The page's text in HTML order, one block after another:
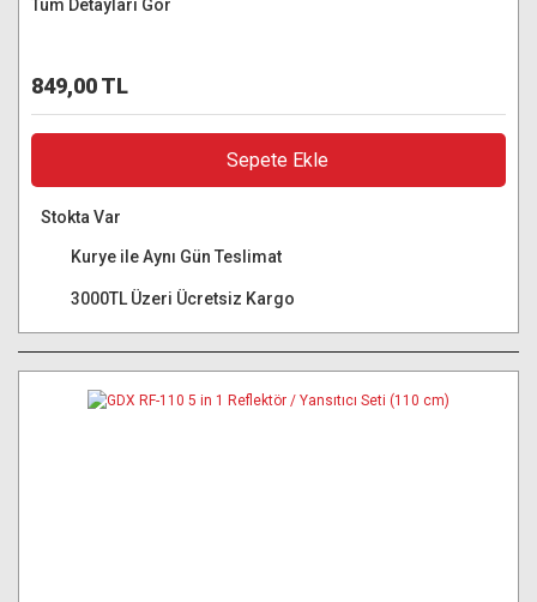
Tüm Detayları Gör
849,00 TL
Sepete Ekle
Stokta Var
Kurye ile Aynı Gün Teslimat
3000TL Üzeri Ücretsiz Kargo